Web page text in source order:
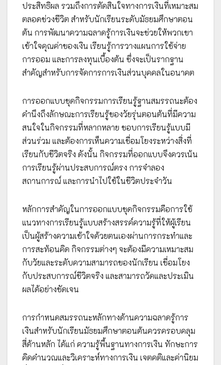
ประสิทธิผล รวมถึงการตัดสินใจทางการเงินที่เหมาะสม
ตลอดช่วงชีวิต สำหรับนักเรียนระดับมัธยมศึกษาตอน
ต้น การพัฒนาความฉลาดรู้การเงินจะช่วยให้พวกเขา
เข้าใจคุณค่าของเงิน เรียนรู้การวางแผนการใช้จ่าย
การออม และการลงทุนเบื้องต้น ซึ่งจะเป็นรากฐาน
สำคัญสำหรับการจัดการการเงินส่วนบุคคลในอนาคต
การออกแบบชุดกิจกรรมการเรียนรู้ฐานสมรรถนะต้อง
คำนึงถึงลักษณะการเรียนรู้ของวัยรุ่นตอนต้นที่มีความ
สนใจในกิจกรรมที่หลากหลาย ชอบการเรียนรู้แบบมี
ส่วนร่วม และต้องการเห็นความเชื่อมโยงระหว่างสิ่งที่
เรียนกับชีวิตจริง ดังนั้น กิจกรรมที่ออกแบบจึงควรเน้น
การเรียนรู้ผ่านประสบการณ์ตรง การจำลอง
สถานการณ์ และการนำไปใช้ในชีวิตประจำวัน
หลักการสำคัญในการออกแบบชุดกิจกรรมคือการใช้
แนวทางการเรียนรู้แบบสร้างสรรค์ความรู้ที่ให้ผู้เรียน
เป็นผู้สร้างความเข้าใจด้วยตนเองผ่านการกระทำและ
การสะท้อนคิด กิจกรรมต่างๆ จะต้องมีความเหมาะสม
กับวัยและระดับความสามารถของนักเรียน เชื่อมโยง
กับประสบการณ์ชีวิตจริง และสามารถวัดและประเมิน
ผลได้อย่างชัดเจน
การกำหนดสมรรถนะหลักทางด้านความฉลาดรู้การ
เงินสำหรับนักเรียนมัธยมศึกษาตอนต้นควรครอบคลุม
สี่ด้านหลัก ได้แก่ ความรู้พื้นฐานทางการเงิน ทักษะการ
คิดคำนวณและวิเคราะห์ทางการเงิน เจตคติและค่านิยม